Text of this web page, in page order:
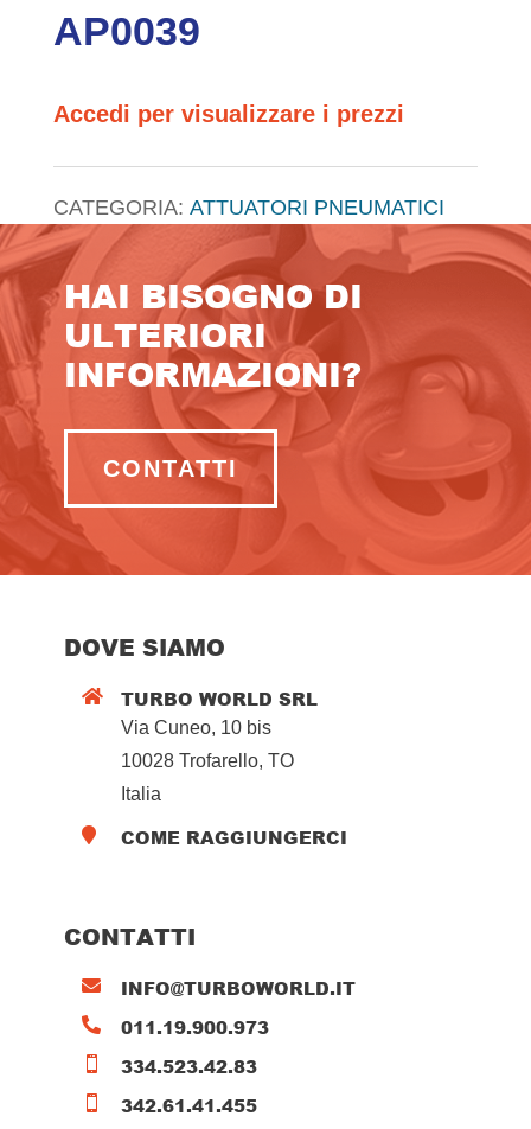
AP0039
Accedi per visualizzare i prezzi
CATEGORIA: ATTUATORI PNEUMATICI
HAI BISOGNO DI
ULTERIORI
INFORMAZIONI?
CONTATTI
DOVE SIAMO
 TURBO WORLD SRL
Via Cuneo, 10 bis
10028 Trofarello, TO
Italia
 COME RAGGIUNGERCI
CONTATTI
 INFO@TURBOWORLD.IT
 011.19.900.973
 334.523.42.83
 342.61.41.455